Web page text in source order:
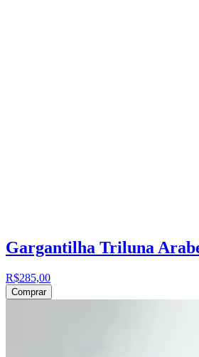
Gargantilha Triluna
R$285,00
Comprar